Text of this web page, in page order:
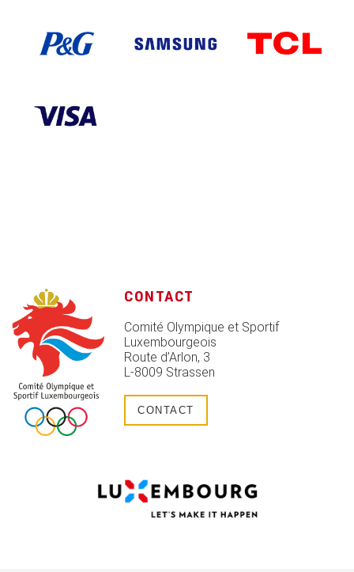
CONTACT
Comité Olympique et Sportif
Luxembourgeois
Route d’Arlon, 3
L-8009 Strassen
CONTACT